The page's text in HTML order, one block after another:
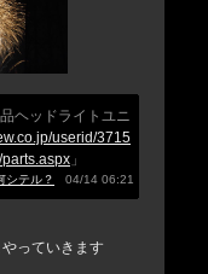
ヘッドライトユニ
userid/3715
」
シテル？ 04/14 06:21
っていきます